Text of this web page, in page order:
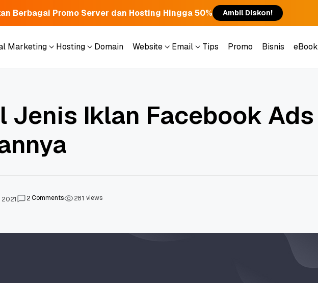
Berbagai Promo Server dan Hosting Hingga 50% Ambil Diskon!
Marketing
Hosting
Domain
Website
Email
Tips
Promo
Bisnis
eBook
Jenis Iklan Facebook Ads
2021 2Comments 281 views